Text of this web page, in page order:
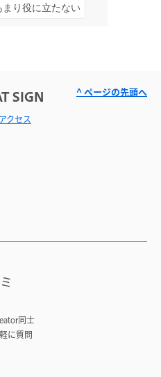
まり役に立たない
SIGN
クセス
同士
に質問
^ ページの先頭へ